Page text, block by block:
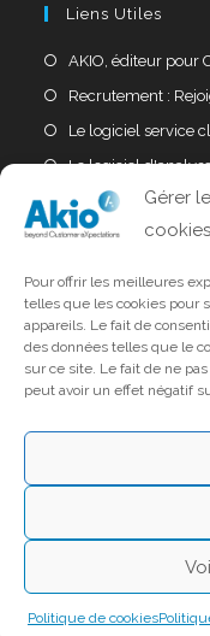
Gérer
cookies
Pour offrir les meilleures
telles que les cookies pour
appareils. Le fait de
des données telles que le
sur ce site. Le fait de ne
peut avoir un effet négatif
Politique de cookies
Liens Utiles
AKIO, éditeur pour
Recrutement :
Le logiciel service
Le logiciel
Politique
Conditions
Info Contact
43, rue de